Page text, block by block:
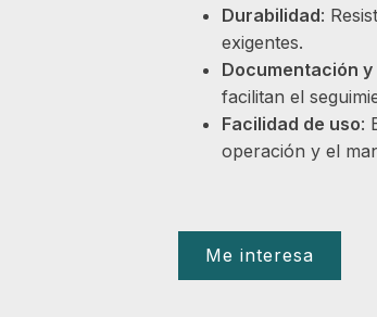
Durabilidad:
exigentes.
Documentación y
facilitan el
Facilidad de uso:
operación y el
Me interesa